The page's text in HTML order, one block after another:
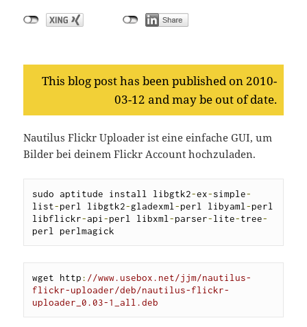
This blog post has been published on 2010-
03-12 and may be out of date.
Nautilus Flickr Uploader ist eine einfache GUI, um
Bilder bei deinem Flickr Account hochzuladen.
sudo aptitude install libgtk2-ex-simple-
list-perl libgtk2-gladexml -perl libyaml -perl
libflickr-api -perl libxml -parser-lite-tree-
perl perlmagick
wget http: //www.usebox.net/jjm/nautilus-
flickr-uploader/deb/nautilus-flickr-
uploader_0.03-1_all.deb